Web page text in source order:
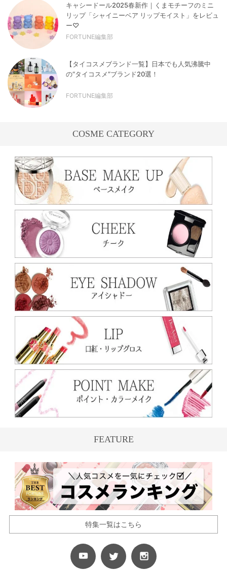
キャシードール2025春新作｜くまモチーフのミニ
リップ「シャイニーベア リップモイスト」をレビュ
ー♡
FORTUNE編集部
【タイコスメブランド一覧】日本でも人気沸騰中
の“タイコスメ”ブランド20選！
FORTUNE編集部
COSME CATEGORY
FEATURE
特集一覧はこちら